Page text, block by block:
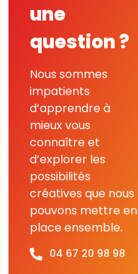
une
question ?
Nous sommes
impatients
d’apprendre à
mieux vous
connaître et
d’explorer les
possibilités
créatives que nous
pouvons mettre en
place ensemble.
04 67 20 98 98